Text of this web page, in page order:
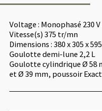
Voltage : Monophasé 230
Vitesse(s) 375 tr/mn
Dimensions : 380 x 305 x 595
Goulotte demi-lune 2,2 L
Goulotte cylindrique Ø 58
et Ø 39 mm, poussoir